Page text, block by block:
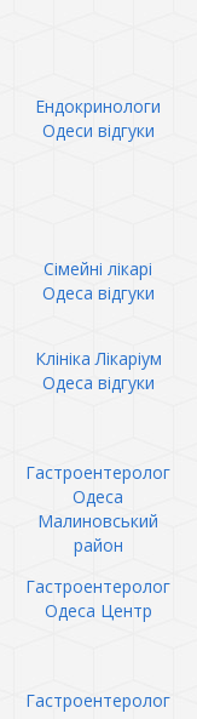
Ендокринологи
Одеси відгуки
Сімейні лікарі
Одеса відгуки
Клініка Лікаріум
Одеса відгуки
Гастроентеролог
Одеса
Малиновський
район
Гастроентеролог
Одеса Центр
Гастроентеролог